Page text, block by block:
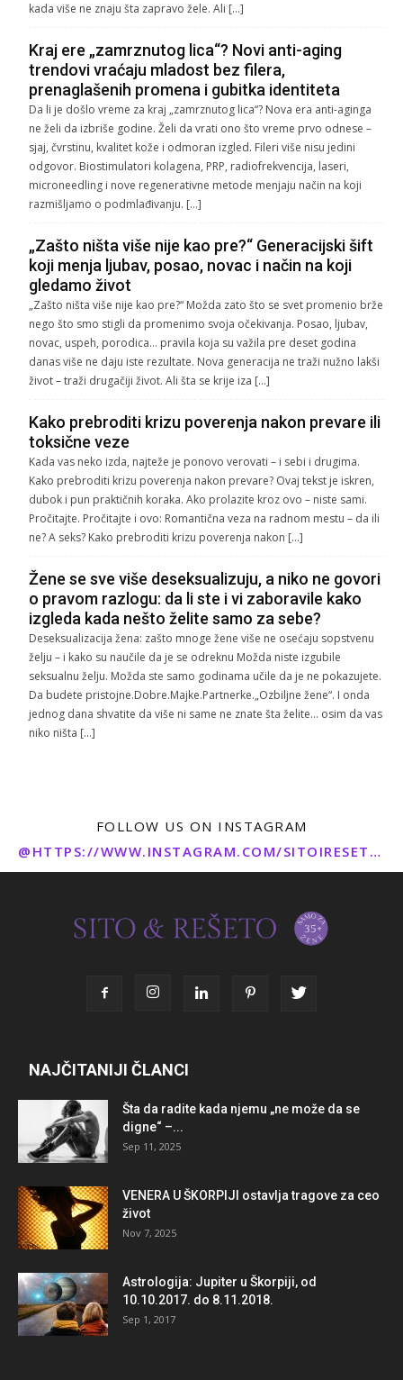
kada više ne znaju šta zapravo žele. Ali […]
Kraj ere „zamrznutog lica“? Novi anti-aging
trendovi vraćaju mladost bez filera,
prenaglašenih promena i gubitka identiteta
Da li je došlo vreme za kraj „zamrznutog lica“? Nova era anti-aginga
ne želi da izbriše godine. Želi da vrati ono što vreme prvo odnese –
sjaj, čvrstinu, kvalitet kože i odmoran izgled. Fileri više nisu jedini
odgovor. Biostimulatori kolagena, PRP, radiofrekvencija, laseri,
microneedling i nove regenerativne metode menjaju način na koji
razmišljamo o podmlađivanju. […]
„Zašto ništa više nije kao pre?“ Generacijski šift
koji menja ljubav, posao, novac i način na koji
gledamo život
„Zašto ništa više nije kao pre?“ Možda zato što se svet promenio brže
nego što smo stigli da promenimo svoja očekivanja. Posao, ljubav,
novac, uspeh, porodica… pravila koja su važila pre deset godina
danas više ne daju iste rezultate. Nova generacija ne traži nužno lakši
život – traži drugačiji život. Ali šta se krije iza […]
Kako prebroditi krizu poverenja nakon prevare ili
toksične veze
Kada vas neko izda, najteže je ponovo verovati – i sebi i drugima.
Kako prebroditi krizu poverenja nakon prevare? Ovaj tekst je iskren,
dubok i pun praktičnih koraka. Ako prolazite kroz ovo – niste sami.
Pročitajte. Pročitajte i ovo: Romantična veza na radnom mestu – da ili
ne? A seks? Kako prebroditi krizu poverenja nakon […]
Žene se sve više deseksualizuju, a niko ne govori
o pravom razlogu: da li ste i vi zaboravile kako
izgleda kada nešto želite samo za sebe?
Deseksualizacija žena: zašto mnoge žene više ne osećaju sopstvenu
želju – i kako su naučile da je se odreknu Možda niste izgubile
seksualnu želju. Možda ste samo godinama učile da je ne pokazujete.
Da budete pristojne.Dobre.Majke.Partnerke.„Ozbiljne žene“. I onda
jednog dana shvatite da više ni same ne znate šta želite… osim da vas
niko ništa […]
FOLLOW US ON INSTAGRAM
@HTTPS://WWW.INSTAGRAM.COM/SITOIRESETO/
NAJČITANIJI ČLANCI
Šta da radite kada njemu „ne može da se
digne“ –...
Sep 11, 2025
VENERA U ŠKORPIJI ostavlja tragove za ceo
život
Nov 7, 2025
Astrologija: Jupiter u Škorpiji, od
10.10.2017. do 8.11.2018.
Sep 1, 2017